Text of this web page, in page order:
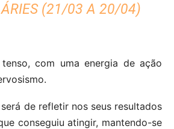
ÁRIES (21/03 A 20/04)
com uma energia de ação
de refletir nos seus resultados
conseguiu atingir, mantendo-se